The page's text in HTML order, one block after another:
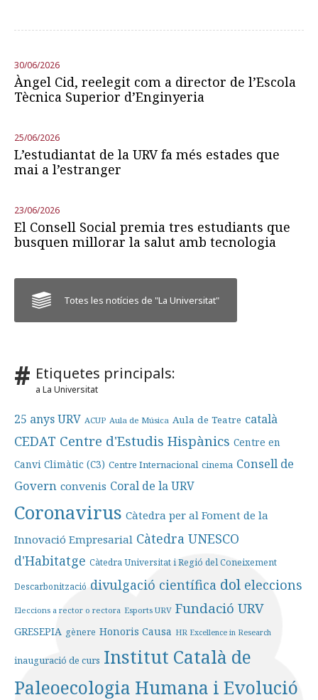
30/06/2026
Àngel Cid, reelegit com a director de l’Escola
Tècnica Superior d’Enginyeria
25/06/2026
L’estudiantat de la URV fa més estades que
mai a l’estranger
23/06/2026
El Consell Social premia tres estudiants que
busquen millorar la salut amb tecnologia
Totes les notícies de "La Universitat"
Etiquetes principals:
a La Universitat
25 anys URV ACUP Aula de Música Aula de Teatre català
CEDAT Centre d'Estudis Hispànics Centre en
Canvi Climàtic (C3) Centre Internacional cinema Consell de
Govern convenis Coral de la URV
Coronavirus Càtedra per al Foment de la
Innovació Empresarial Càtedra UNESCO
d'Habitatge Càtedra Universitat i Regió del Coneixement
Descarbonització divulgació científica dol eleccions
Eleccions a rector o rectora Esports URV Fundació URV
GRESEPIA gènere Honoris Causa HR Excellence in Research
inauguració de curs Institut Català de
Paleoecologia Humana i Evolució